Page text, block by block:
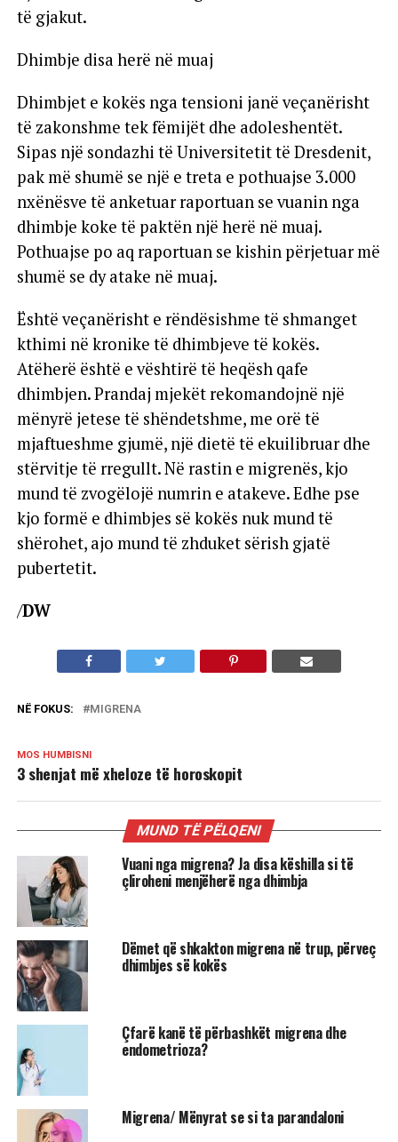
të gjakut.
Dhimbje disa herë në muaj
Dhimbjet e kokës nga tensioni janë veçanërisht
të zakonshme tek fëmijët dhe adoleshentët.
Sipas një sondazhi të Universitetit të Dresdenit,
pak më shumë se një e treta e pothuajse 3.000
nxënësve të anketuar raportuan se vuanin nga
dhimbje koke të paktën një herë në muaj.
Pothuajse po aq raportuan se kishin përjetuar më
shumë se dy atake në muaj.
Është veçanërisht e rëndësishme të shmanget
kthimi në kronike të dhimbjeve të kokës.
Atëherë është e vështirë të heqësh qafe
dhimbjen. Prandaj mjekët rekomandojnë një
mënyrë jetese të shëndetshme, me orë të
mjaftueshme gjumë, një dietë të ekuilibruar dhe
stërvitje të rregullt. Në rastin e migrenës, kjo
mund të zvogëlojë numrin e atakeve. Edhe pse
kjo formë e dhimbjes së kokës nuk mund të
shërohet, ajo mund të zhduket sërish gjatë
pubertetit.
/DW
NË FOKUS: MIGRENA
MOS HUMBISNI
3 shenjat më xheloze të horoskopit
MUND TË PËLQENI
Vuani nga migrena? Ja disa këshilla si të
çliroheni menjëherë nga dhimbja
Dëmet që shkakton migrena në trup, përveç
dhimbjes së kokës
Çfarë kanë të përbashkët migrena dhe
endometrioza?
Migrena/ Mënyrat se si ta parandaloni